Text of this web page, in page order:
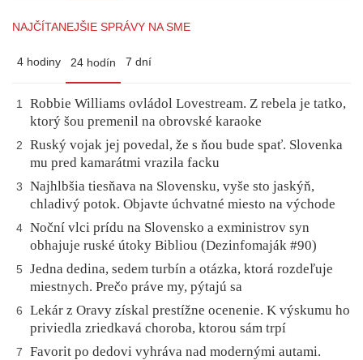
NAJČÍTANEJŠIE SPRÁVY NA SME
4 hodiny 24 hodín 7 dní
1
Robbie Williams ovládol Lovestream. Z rebela je tatko,
ktorý šou premenil na obrovské karaoke
2
Ruský vojak jej povedal, že s ňou bude spať. Slovenka
mu pred kamarátmi vrazila facku
3
Najhlbšia tiesňava na Slovensku, vyše sto jaskýň,
chladivý potok. Objavte úchvatné miesto na východe
4 Noční vlci prídu na Slovensko a exministrov syn
obhajuje ruské útoky Bibliou (Dezinfomaják #90)
5
Jedna dedina, sedem turbín a otázka, ktorá rozdeľuje
miestnych. Prečo práve my, pýtajú sa
6
Lekár z Oravy získal prestížne ocenenie. K výskumu ho
priviedla zriedkavá choroba, ktorou sám trpí
7
Favorit po dedovi vyhráva nad modernými autami.